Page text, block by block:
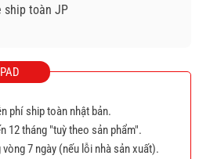
ship toàn JP
phí ship toàn nhật bản.
12 tháng "tuỳ theo sản phẩm".
7 ngày (nếu lỗi nhà sản xuất).